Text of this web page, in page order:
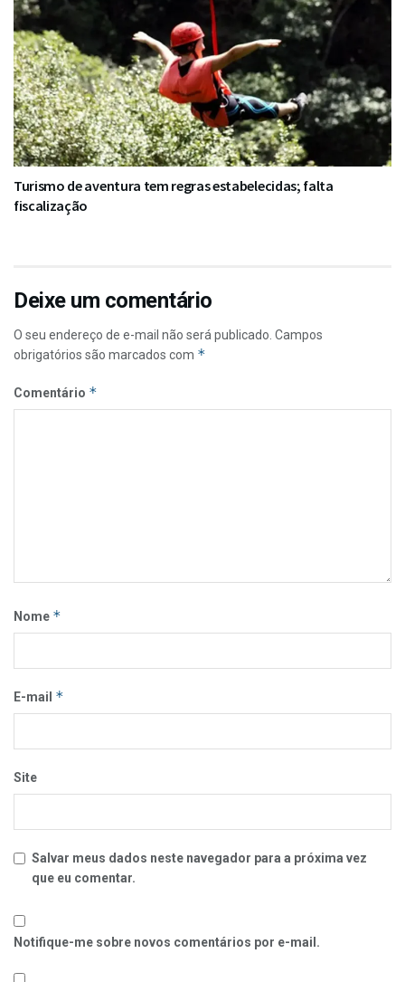
Turismo de aventura tem regras estabelecidas; falta
fiscalização
Deixe um comentário
O seu endereço de e-mail não será publicado. Campos
obrigatórios são marcados com *
Comentário *
Nome *
E-mail *
Site
Salvar meus dados neste navegador para a próxima vez
que eu comentar.
Notifique-me sobre novos comentários por e-mail.